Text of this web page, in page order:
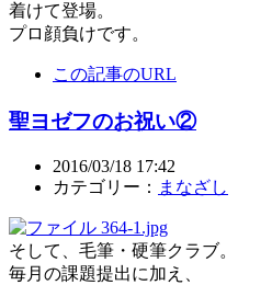
着けて登場。
プロ顔負けです。
この記事のURL
聖ヨゼフのお祝い②
2016/03/18 17:42
カテゴリー： まなざし
そして、毛筆・硬筆クラブ。
毎月の課題提出に加え、